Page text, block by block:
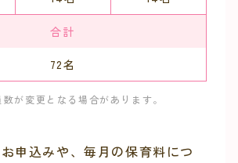
合計
72名
が変更となる場合があります。
申込みや、毎月の保育料につ